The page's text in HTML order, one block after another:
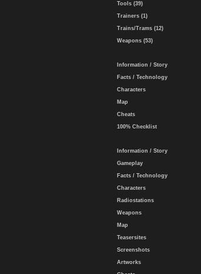
Tools (39)
Trainers (1)
Trains/Trams (12)
Weapons (53)
Information / Story
Facts / Technology
Characters
Map
Cheats
100% Checklist
Information / Story
Gameplay
Facts / Technology
Characters
Radiostations
Weapons
Map
Teasersites
Screenshots
Artworks